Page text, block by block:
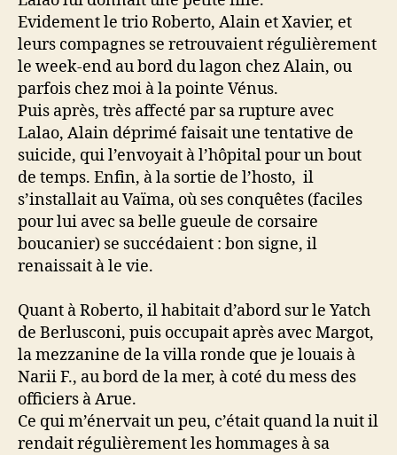
Evidement le trio Roberto, Alain et Xavier, et
leurs compagnes se retrouvaient régulièrement
le week-end au bord du lagon chez Alain, ou
parfois chez moi à la pointe Vénus.
Puis après, très affecté par sa rupture avec
Lalao, Alain déprimé faisait une tentative de
suicide, qui l’envoyait à l’hôpital pour un bout
de temps. Enfin, à la sortie de l’hosto, il
s’installait au Vaïma, où ses conquêtes (faciles
pour lui avec sa belle gueule de corsaire
boucanier) se succédaient : bon signe, il
renaissait à le vie.
Quant à Roberto, il habitait d’abord sur le Yatch
de Berlusconi, puis occupait après avec Margot,
la mezzanine de la villa ronde que je louais à
Narii F., au bord de la mer, à coté du mess des
officiers à Arue.
Ce qui m’énervait un peu, c’était quand la nuit il
rendait régulièrement les hommages à sa